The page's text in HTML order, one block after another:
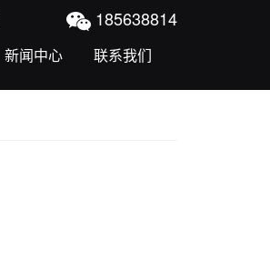
185638814
新闻中心 联系我们